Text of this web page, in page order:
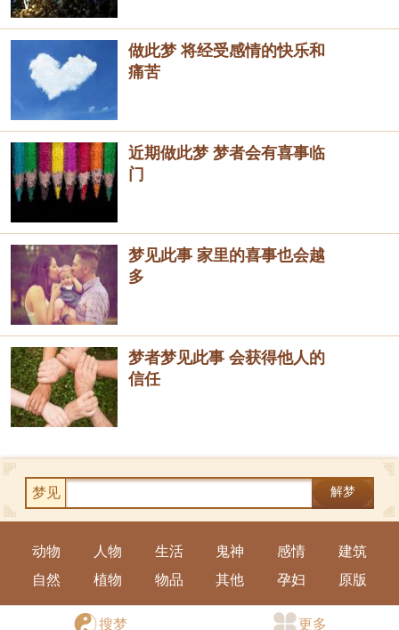
做此梦 将经受感情的快乐和
痛苦
近期做此梦 梦者会有喜事临
门
梦见此事 家里的喜事也会越
多
梦者梦见此事 会获得他人的
信任
梦见 解梦
搜梦 更多
动物 人物 生活 鬼神 感情
建筑
自然
植物 物品 其他 孕妇 原版